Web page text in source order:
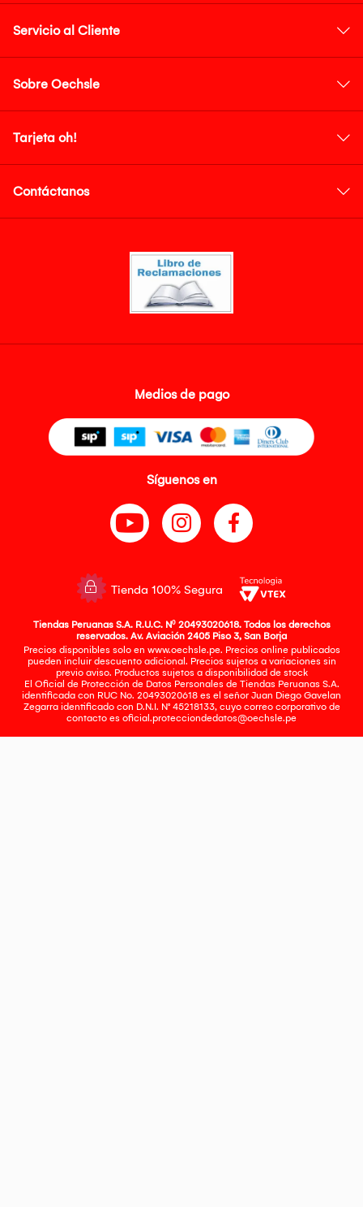
Servicio al Cliente
Sobre Oechsle
Tarjeta oh!
Contáctanos
Medios de pago
Síguenos en
Tienda 100% Segura
Tiendas Peruanas S.A. R.U.C. Nº 20493020618. Todos los derechos
reservados. Av. Aviación 2405 Piso 3, San Borja
Precios disponibles solo en www.oechsle.pe. Precios online publicados
pueden incluir descuento adicional. Precios sujetos a variaciones sin
previo aviso. Productos sujetos a disponibilidad de stock
El Oficial de Protección de Datos Personales de Tiendas Peruanas S.A.
identificada con RUC No. 20493020618 es el señor Juan Diego Gavelan
Zegarra identificado con D.N.I. N° 45218133, cuyo correo corporativo de
contacto es oficial.protecciondedatos@oechsle.pe